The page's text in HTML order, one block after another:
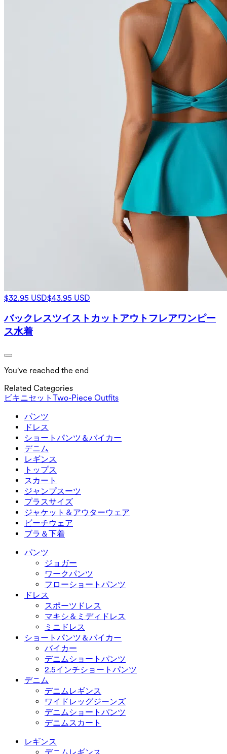
$32.95 USD$43.95 USD
バックレスツイストカットアウトフレアワンピー
ス水着
You've reached the end
Related Categories
ビキニセット Two-Piece Outfits
パンツ
パンツ
ジョガー
ワークパンツ
フローショートパンツ
ドレス
ドレス
スポーツドレス
マキシ＆ミディドレス
ミニドレス
ショートパンツ＆バイカー
ショートパンツ＆バイカー
バイカー
デニムショートパンツ
2.5インチショートパンツ
デニム
デニム
デニムレギンス
ワイドレッグジーンズ
デニムショートパンツ
デニムスカート
レギンス
レギンス
デニムレギンス
ヒップアップレギンス
ヨガレギンス
トップス
トップス
スポーツブラ
Tシャツ
スカート
スカート
アクティブスカート
ミニスカート
マキシ＆ミディスカート
ジャンプスーツ
ジャンプスーツ
オーバーオール
ロンパース
プラスサイズ
プラスサイズ
プラスサイズボトムス
プラスサイズトップス
プラスサイズドレス
ジャケット＆アウターウェア
ジャケット＆アウターウェア
ジャケット＆アウターウェア
アウターウェア
ビーチウェア
ビーチウェア
水着トップス
水着ボトムス
水着セット
ブラ＆下着
ブラ＆下着
ブラ
下着
パンツ
ジョガー
ワークパンツ
フローショートパンツ
ドレス
スポーツドレス
マキシ＆ミディドレス
ミニドレス
ショートパンツ＆バイカー
バイカー
デニムショートパンツ
2.5インチショートパンツ
デニム
デニムレギンス
ワイドレッグジーンズ
デニムショートパンツ
デニムスカート
レギンス